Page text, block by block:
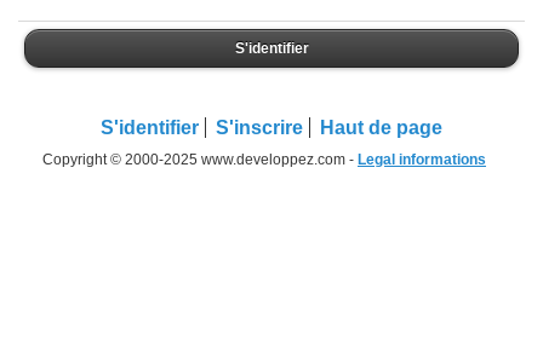
S'identifier
S'identifier S'inscrire Haut de page
Copyright © 2000-2025 www.developpez.com - Legal informations